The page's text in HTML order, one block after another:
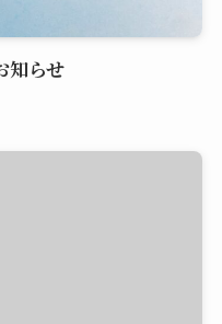
知らせ